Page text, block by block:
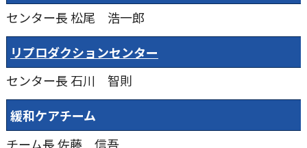
センター長松尾 浩一郎
リプロダクションセンター
センター長石川 智則
緩和ケアチーム
チーム長佐藤 信吾